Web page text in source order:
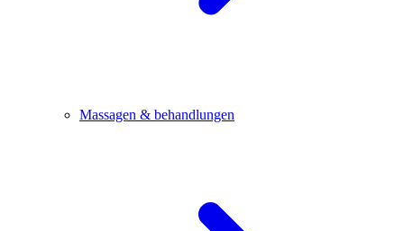
Massagen & behandlungen